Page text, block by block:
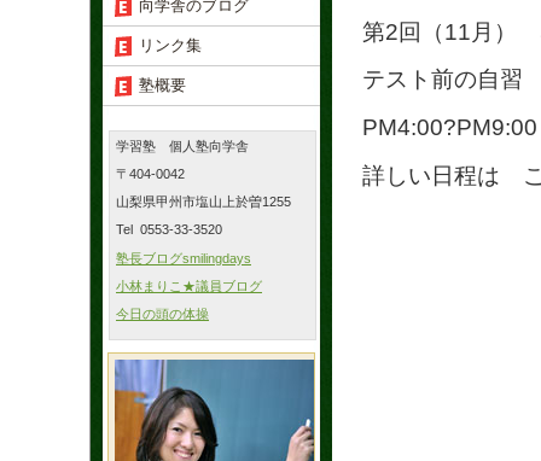
第2回（11月
テスト前の自習
詳しい日程は
向学舎のブログ
リンク集
塾概要
学習塾 個人塾向学舎
〒404-0042
山梨県甲州市塩山上於曽1255
Tel 0553-33-3520
塾長ブログsmilingdays
小林まりこ★議員ブログ
今日の頭の体操